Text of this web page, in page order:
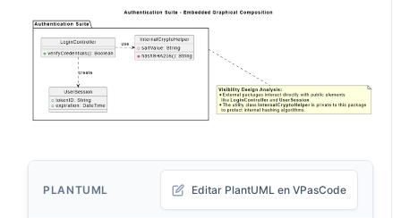
PLANTUML Editar PlantUML en VPasCode